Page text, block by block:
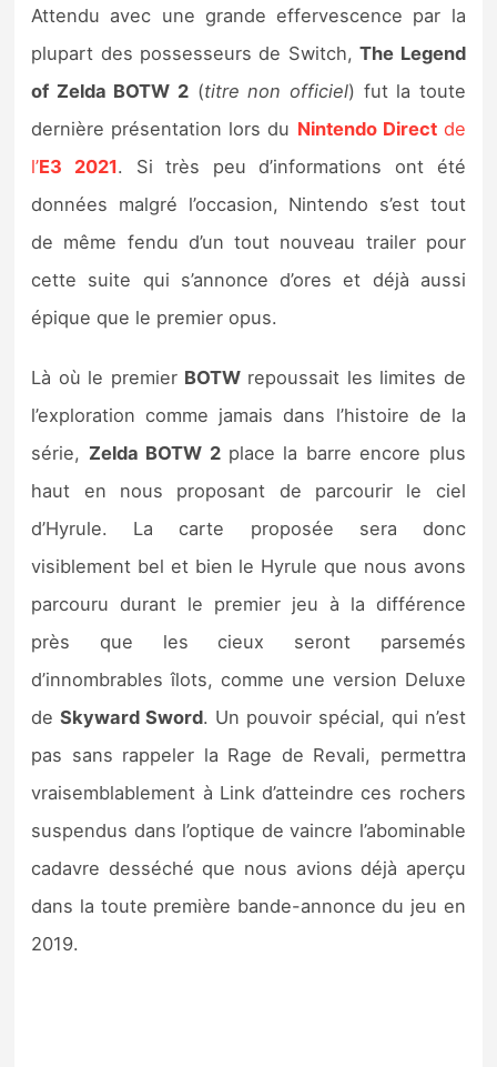
Tests de jeux
Tests d’accessoires
Autres tests
Previews
Précommandes
Précommandes jeux Switch 2
Sorties de jeux
Bons plans
Attendu avec une grande effervescence par la
plupart des possesseurs de Switch,The Legend
of Zelda BOTW 2 (titre non officiel) fut la toute
dernière présentation lors du Nintendo Directde
l’E3 2021. Si très peu d’informations ont été
données malgré l’occasion, Nintendo s’est tout
de même fendu d’un tout nouveau trailer pour
cette suite qui s’annonce d’ores et déjà aussi
épique que le premier opus.
Là où le premier BOTWrepoussait les limites de
l’exploration comme jamais dans l’histoire de la
série, Zelda BOTW 2place la barre encore plus
haut en nous proposant de parcourir le ciel
d’Hyrule. La carte proposée sera donc
visiblement bel et bien le Hyrule que nous avons
parcouru durant le premier jeu à la différence
près que les cieux seront parsemés
d’innombrables îlots, comme une version Deluxe
deSkyward Sword. Un pouvoir spécial, qui n’est
pas sans rappeler la Rage de Revali, permettra
vraisemblablement à Link d’atteindre ces rochers
suspendus dans l’optique de vaincre l’abominable
cadavre desséché que nous avions déjà aperçu
dans la toute première bande-annonce du jeu en
2019.